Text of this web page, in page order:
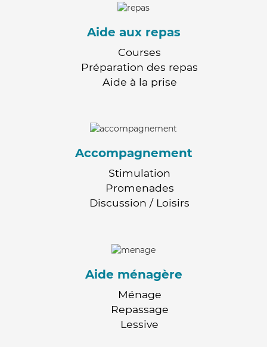
Aide aux repas
Courses
Préparation des repas
Aide à la prise
Accompagnement
Stimulation
Promenades
Discussion / Loisirs
Aide ménagère
Ménage
Repassage
Lessive